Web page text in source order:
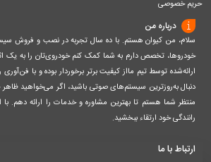
حریم خصوصی
درباره من
سلام، من کیوان هستم. با ده سال تجربه در نصب و فروش
خودروها، تخصص دارم به شما کمک کنم خودروی‌تان را به یک
ارائه‌شده توسط تیم مااز کیفیت برتر برخوردار بوده و با
دنبال به‌روزترین سیستم‌های صوتی باشید، اگر می‌خواهید
منتظر شما هستم تا بهترین مشاوره و خدمات را ارائه دهم. با
رانندگی خود ارتقاء ببخشید.
ارتباط با ما